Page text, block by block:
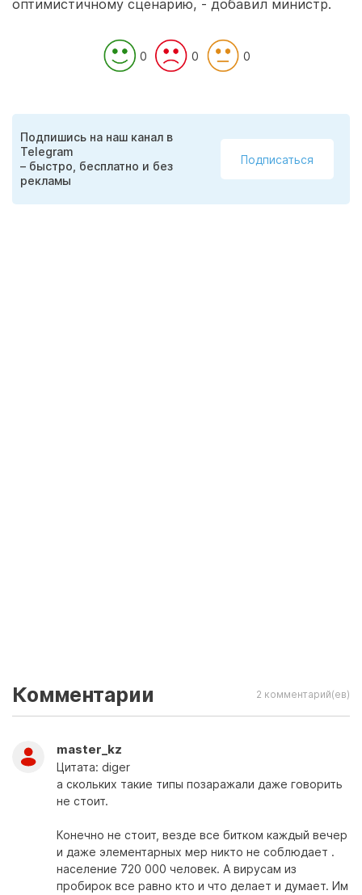
оптимистичному сценарию, - добавил министр.
0 0 0
Подпишись на наш канал в
Telegram
– быстро, бесплатно и без
рекламы
Подписаться
Комментарии 2 комментарий(ев)
master_kz
Цитата: diger
а скольких такие типы позаражали даже говорить
не стоит.
Конечно не стоит, везде все битком каждый вечер
и даже элементарных мер никто не соблюдает .
население 720 000 человек. А вирусам из
пробирок все равно кто и что делает и думает. Им